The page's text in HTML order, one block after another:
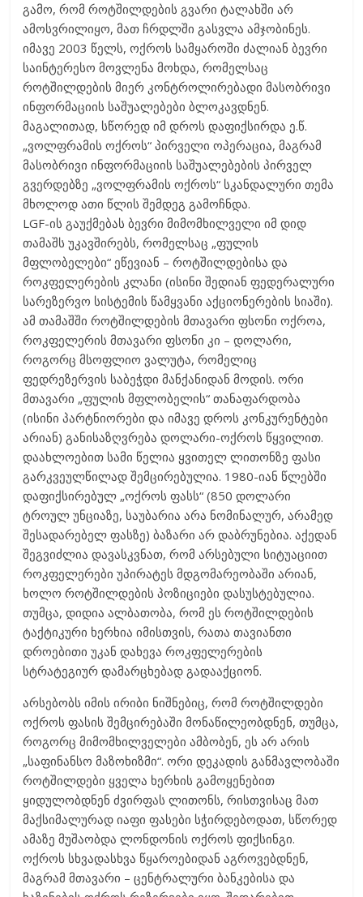
გამო, რომ როტშილდების გვარი ტალახში არ
ამოსვრილიყო, მათ ჩრდლში გასვლა ამჯობინეს.
იმავე 2003 წელს, ოქროს სამყაროში ძალიან ბევრი
საინტერესო მოვლენა მოხდა, რომელსაც
როტშილდების მიერ კონტროლირებადი მასობრივი
ინფორმაციის საშუალებები ბლოკავდნენ.
მაგალითად, სწორედ იმ დროს დაფიქსირდა ე.წ.
„ვოლფრამის ოქროს“ პირველი ოპერაცია, მაგრამ
მასობრივი ინფორმაციის საშუალებების პირველ
გვერდებზე „ვოლფრამის ოქროს“ სკანდალური თემა
მხოლოდ ათი წლის შემდეგ გამოჩნდა.
LGF-ის გაუქმებას ბევრი მიმომხილველი იმ დიდ
თამაშს უკავშირებს, რომელსაც „ფულის
მფლობელები“ ეწევიან – როტშილდებისა და
როკფელერების კლანი (ისინი შედიან ფედერალური
სარეზერვო სისტემის წამყვანი აქციონერების სიაში).
ამ თამაშში როტშილდების მთავარი ფსონი ოქროა,
როკფელერის მთავარი ფსონი კი – დოლარი,
როგორც მსოფლიო ვალუტა, რომელიც
ფედრეზერვის საბეჭდი მანქანიდან მოდის. ორი
მთავარი „ფულის მფლობელის“ თანაფარდობა
(ისინი პარტნიორები და იმავე დროს კონკურენტები
არიან) განისაზღვრება დოლარი-ოქროს წყვილით.
დაახლოებით სამი წელია ყვითელ ლითონზე ფასი
გარკვეულწილად შემცირებულია. 1980-იან წლებში
დაფიქსირებულ „ოქროს ფასს“ (850 დოლარი
ტროულ უნციაზე, საუბარია არა ნომინალურ, არამედ
შესადარებელ ფასზე) ბაზარი არ დაბრუნებია. აქედან
შეგვიძლია დავასკვნათ, რომ არსებული სიტუაციით
როკფელერები უპირატეს მდგომარეობაში არიან,
ხოლო როტშილდების პოზიციები დასუსტებულია.
თუმცა, დიდია ალბათობა, რომ ეს როტშილდების
ტაქტიკური ხერხია იმისთვის, რათა თავიანთი
დროებითი უკან დახევა როკფელერების
სტრატეგიურ დამარცხებად გადააქციონ.
არსებობს იმის ირიბი ნიშნებიც, რომ როტშილდები
ოქროს ფასის შემცირებაში მონაწილეობდნენ, თუმცა,
როგორც მიმომხილველები ამბობენ, ეს არ არის
„საფინანსო მაზოხიზმი“. ორი დეკადის განმავლობაში
როტშილდები ყველა ხერხის გამოყენებით
ყიდულობდნენ ძვირფას ლითონს, რისთვისაც მათ
მაქსიმალურად იაფი ფასები სჭირდებოდათ, სწორედ
ამაზე მუშაობდა ლონდონის ოქროს ფიქსინგი.
ოქროს სხვადასხვა წყაროებიდან აგროვებდნენ,
მაგრამ მთავარი – ცენტრალური ბანკებისა და